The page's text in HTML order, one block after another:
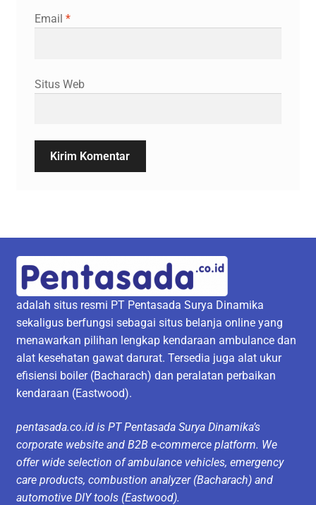
Email *
Situs Web
adalah situs resmi PT Pentasada Surya Dinamika
sekaligus berfungsi sebagai situs belanja online yang
menawarkan pilihan lengkap kendaraan ambulance dan
alat kesehatan gawat darurat. Tersedia juga alat ukur
efisiensi boiler (Bacharach) dan peralatan perbaikan
kendaraan (Eastwood).
pentasada.co.id is PT Pentasada Surya Dinamika’s
corporate website and B2B e-commerce platform. We
offer wide selection of ambulance vehicles, emergency
care products, combustion analyzer (Bacharach) and
automotive DIY tools (Eastwood).